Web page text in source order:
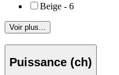
Beige - 6
Voir plus...
Puissance (ch)